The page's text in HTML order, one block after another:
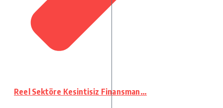
Reel Sektöre Kesintisiz Finansman…